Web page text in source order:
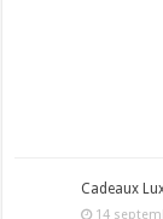
Cadeaux
14